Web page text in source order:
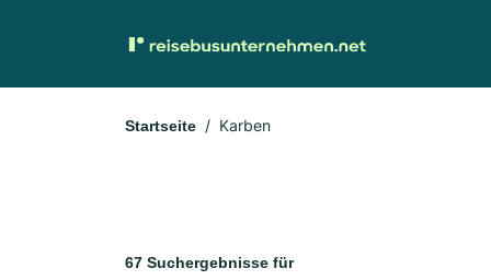
Startseite Karben
67 Suchergebnisse für